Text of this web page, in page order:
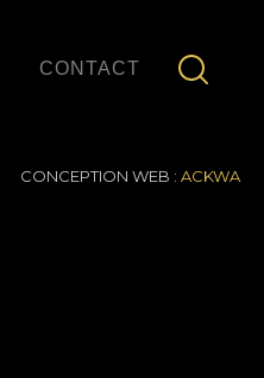
CONTACT
CONCEPTION WEB : ACKWA